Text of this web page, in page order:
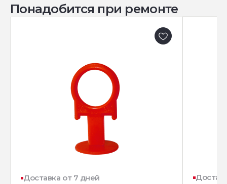
Понадобится при ремонте
Доставка от 7 дней